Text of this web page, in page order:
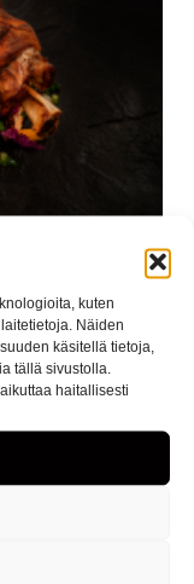
kuten
Näiden
käsitellä tietoja,
tällä sivustolla.
haitallisesti
K-KAUPOISTA